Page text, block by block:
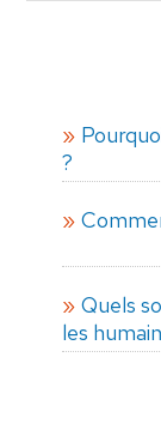
?
Quels
les